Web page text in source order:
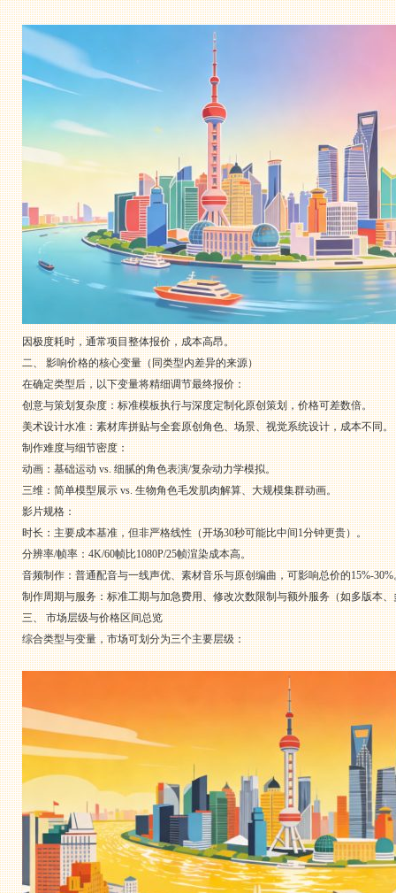
因极度耗时，通常项目整体报价，成本高昂。
二、 影响价格的核心变量（同类型内差异的来源）
在确定类型后，以下变量将精细调节最终报价：
创意与策划复杂度：标准模板执行与深度定制化原创策划，价格可差数倍。
美术设计水准：素材库拼贴与全套原创角色、场景、视觉系统设计，成本不同。
制作难度与细节密度：
动画：基础运动 vs. 细腻的角色表演/复杂动力学模拟。
三维：简单模型展示 vs. 生物角色毛发肌肉解算、大规模集群动画。
影片规格：
时长：主要成本基准，但非严格线性（开场30秒可能比中间1分钟更贵）。
分辨率/帧率：4K/60帧比1080P/25帧渲染成本高。
音频制作：普通配音与一线声优、素材音乐与原创编曲，可影响总价的15%-30%
制作周期与服务：标准工期与加急费用、修改次数限制与额外服务（如多版本
三、 市场层级与价格区间总览
综合类型与变量，市场可划分为三个主要层级：